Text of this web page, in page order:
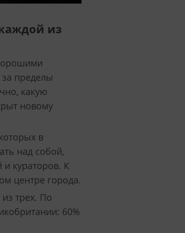
из
пределы
какую
новому
в
над собой,
и кураторов. К
центре города.
трех. По
60%